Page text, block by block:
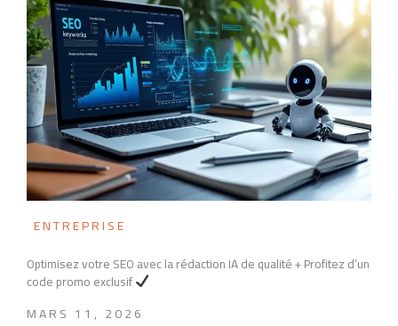
ENTREPRISE
Optimisez votre SEO avec la rédaction IA de qualité + Profitez d’un
code promo exclusif
MARS 11, 2026